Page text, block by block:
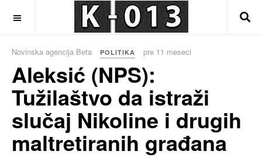
Novinska agencija Beta POLITIKA pre 11 meseci
Aleksić (NPS):
Tužilaštvo da istraži
slučaj Nikoline i drugih
maltretiranih građana